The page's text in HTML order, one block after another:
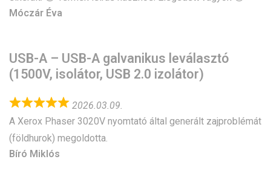
Móczár Éva
USB-A – USB-A galvanikus leválasztó
(1500V, isolátor, USB 2.0 izolátor)
2026.03.09.
A Xerox Phaser 3020V nyomtató által generált zajproblémát
(földhurok) megoldotta.
Bíró Miklós